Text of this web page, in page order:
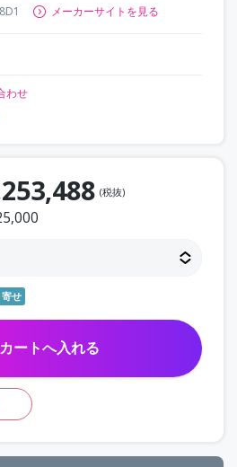
メーカーサイトを見る
わせ
(税抜)
せ
カートへ入れる